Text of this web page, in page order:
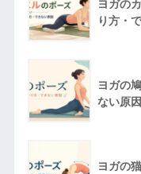
ヨガの
り方・
ヨガの
ない原
ヨガの